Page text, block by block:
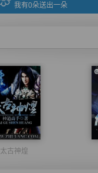
我有0朵送出一朵
太古神煌